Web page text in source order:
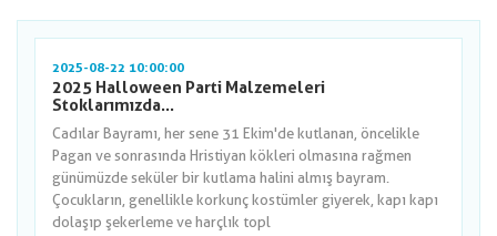
2025-08-22 10:00:00
2025 Halloween Parti Malzemeleri
Stoklarımızda...
Cadılar Bayramı, her sene 31 Ekim'de kutlanan, öncelikle
Pagan ve sonrasında Hristiyan kökleri olmasına rağmen
günümüzde seküler bir kutlama halini almış bayram.
Çocukların, genellikle korkunç kostümler giyerek, kapı kapı
dolaşıp şekerleme ve harçlık topl